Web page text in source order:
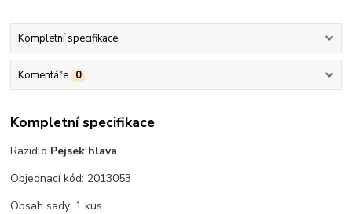
Kompletní specifikace
Komentáře 0
Kompletní specifikace
Razidlo Pejsek hlava
Objednací kód: 2013053
Obsah sady: 1 kus